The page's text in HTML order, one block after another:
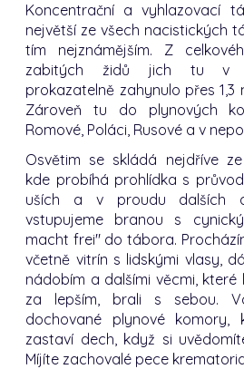
Koncentrační a vyhlazovací
největší ze všech nacistických
tím nejznámějším. Z
zabitých židů jich tu v
prokazatelně zahynulo přes 1,3
Zároveň tu do plynových
Romové, Poláci, Rusové a v
Osvětim se skládá nejdříve
kde probíhá prohlídka s
uších a v proudu dalších
vstupujeme branou s
macht frei" do tábora.
včetně vitrín s lidskými vlasy,
nádobím a dalšími věcmi, které
za lepším, brali s sebou.
dochované plynové
zastaví dech, když si
Míjíte zachovalé pece